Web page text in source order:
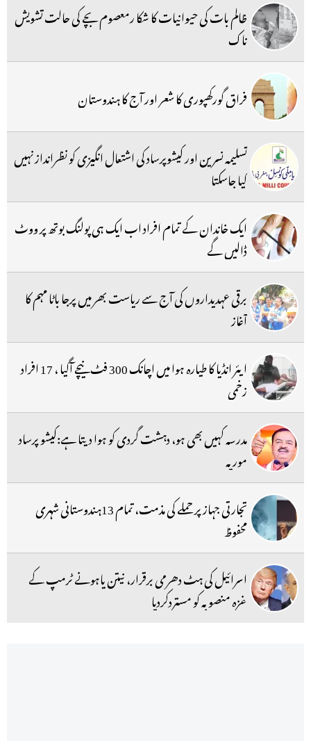
ظالم بات کی حیوانیات کا شکا رمعصوم بچے کی حالت تشویش
ناک
فراق گورکھپوری کا شعر اور آج کا ہندوستان
تسلیمہ نسرین اور کیشوپرساد کی اشتعال انگیزی کو نظرانداز نہیں
کیا جاسکتا
ایک خاندان کے تمام افراد اب ایک ہی پولنگ بوتھ پر ووٹ
ڈالیں گے
برقی عہدیداروں کی آج سے ریاست بھر میں پرجا باٹا مہم کا
آغاز
ایئر انڈیا کا طیارہ ہوا میں اچانک 300 فٹ نیچے آگیا ، 17 افراد
زخمی
مدرسہ کہیں بھی ہو، دہشت گردی کو ہوا دیتا ہے:کیشو پرساد
موریہ
تجارتی جہاز پر حملے کی مذمت، تمام 13ہندوستانی شہری
محفوظ
اسرائیل کی ہٹ دھرمی برقرار، نیتن یاہونے ٹرمپ کے
غزہ منصوبہ کو مستردکردیا